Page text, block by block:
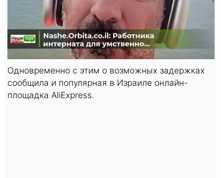
Одновременно с этим о возможных задержках
сообщила и популярная в Израиле онлайн-
площадка AliExpress.